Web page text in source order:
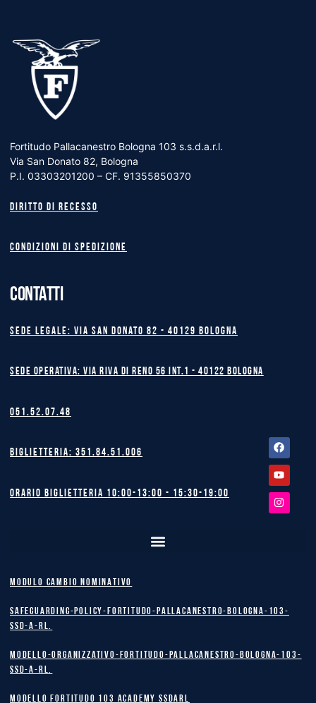
Facebook
Youtube
Instagram
Fortitudo Pallacanestro Bologna 103 s.s.d.a.r.l.
Via San Donato 82, Bologna
P.I. 03303201200 – CF. 91355850370
Diritto di recesso
Condizioni di spedizione
CONTATTI
Sede legale: Via San Donato 82 - 40129 BOLOGNA
Sede operativa: Via Riva di Reno 56 int.1 - 40122 BOLOGNA
051.52.07.48
Biglietteria: 351.84.51.006
Orario biglietteria 10:00-13:00 - 15:30-19:00
MODULO CAMBIO NOMINATIVO
safeguarding-policy-Fortitudo-Pallacanestro-Bologna-103-
SSD-A-RL.
Modello-Organizzativo-Fortitudo-Pallacanestro-Bologna-103-
SSD-A-RL.
MODELLO FORTITUDO 103 ACADEMY SSDARL